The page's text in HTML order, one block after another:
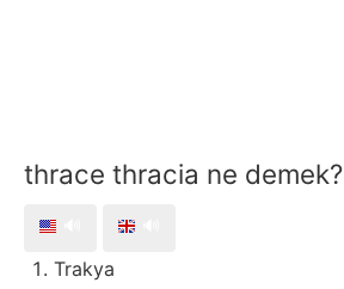
thrace thracia ne demek?
Trakya